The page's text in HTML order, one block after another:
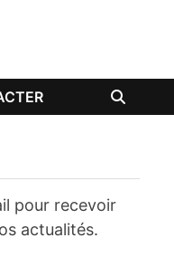
pour recevoir
actualités.